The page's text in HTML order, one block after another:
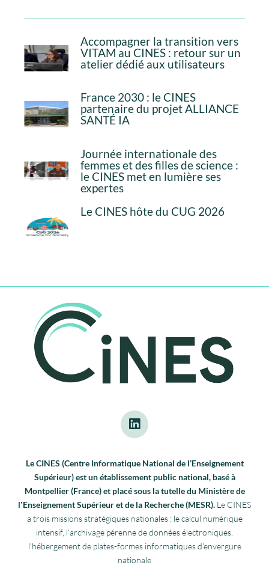
Accompagner la transition vers
VITAM au CINES : retour sur un
atelier dédié aux utilisateurs
France 2030 : le CINES
partenaire du projet ALLIANCE
SANTÉ IA
Journée internationale des
femmes et des filles de science :
le CINES met en lumière ses
expertes
Le CINES hôte du CUG 2026
Le CINES (Centre Informatique National de l’Enseignement
Supérieur) est un établissement public national, basé à
Montpellier (France) et placé sous la tutelle du Ministère de
lʼEnseignement Supérieur et de la Recherche (MESR). Le CINES
a trois missions stratégiques nationales : le calcul numérique
intensif, l’archivage pérenne de données électroniques,
l’hébergement de plates-formes informatiques d’envergure
nationale